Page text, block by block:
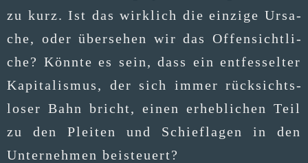
zu kurz. Ist das wirk­lich die ein­zi­ge Ursa­
che, oder über­se­hen wir das Offen­sicht­li­
che? Könn­te es sein, dass ein ent­fes­sel­ter
Kapi­ta­lis­mus, der sich immer rück­sichts­
lo­ser Bahn bricht, einen erheb­li­chen Teil
zu den Plei­ten und Schief­la­gen in den
Unter­neh­men beisteuert?